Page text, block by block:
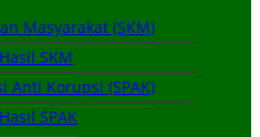
Masyarakat (SKM)
SKM
Anti Korupsi (SPAK)
SPAK